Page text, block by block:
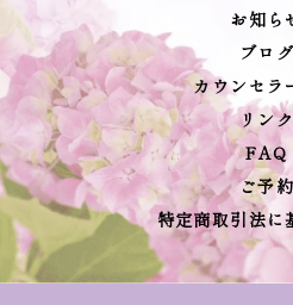
お知ら
ブログ
カウンセラ
リンク
FAQ
ご予約
特定商取引法に